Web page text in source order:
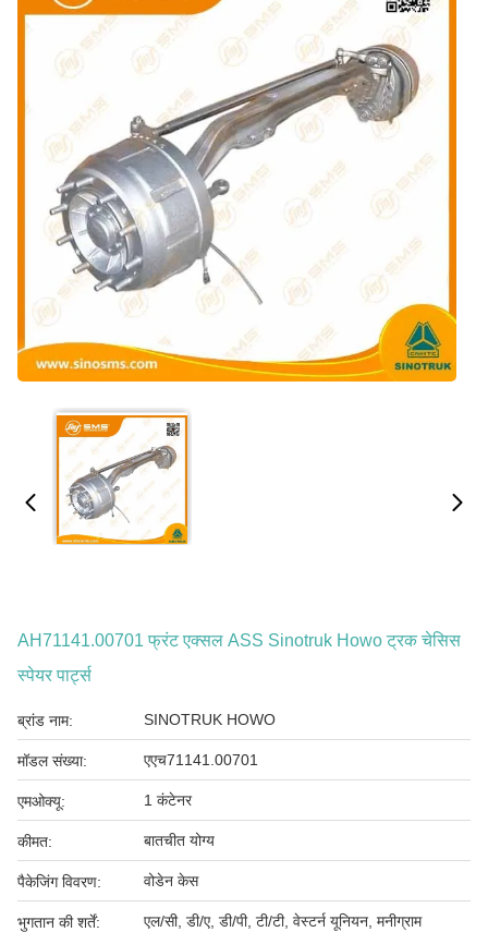
AH71141.00701 फ्रंट एक्सल ASS Sinotruk Howo ट्रक चेसिस
स्पेयर पार्ट्स
ब्रांड नाम: SINOTRUK HOWO
मॉडल संख्या: एएच71141.00701
एमओक्यू: 1 कंटेनर
कीमत: बातचीत योग्य
पैकेजिंग विवरण: वोडेन केस
भुगतान की शर्तें: एल/सी, डी/ए, डी/पी, टी/टी, वेस्टर्न यूनियन, मनीग्राम